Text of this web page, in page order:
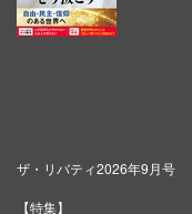
ザ・リバティ2026年9月号
【特集】